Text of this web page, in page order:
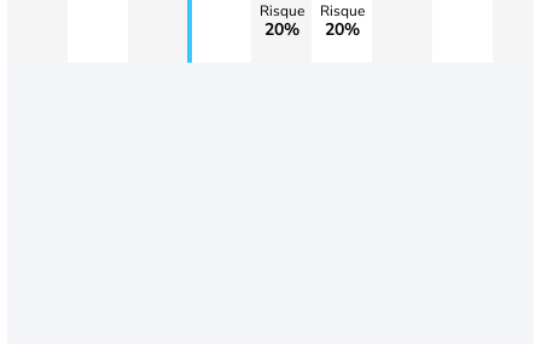
Risque
20%
Risque
20%